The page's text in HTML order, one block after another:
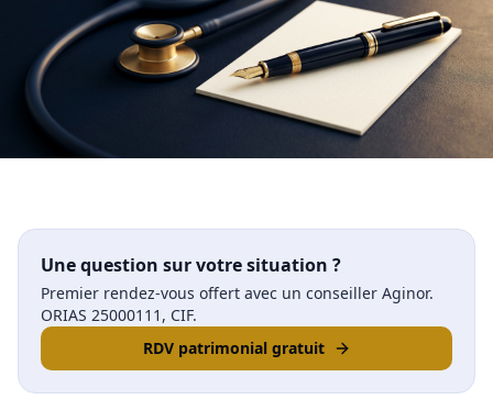
Une question sur votre situation ?
Premier rendez-vous offert avec un conseiller Aginor.
ORIAS 25000111, CIF.
RDV patrimonial gratuit